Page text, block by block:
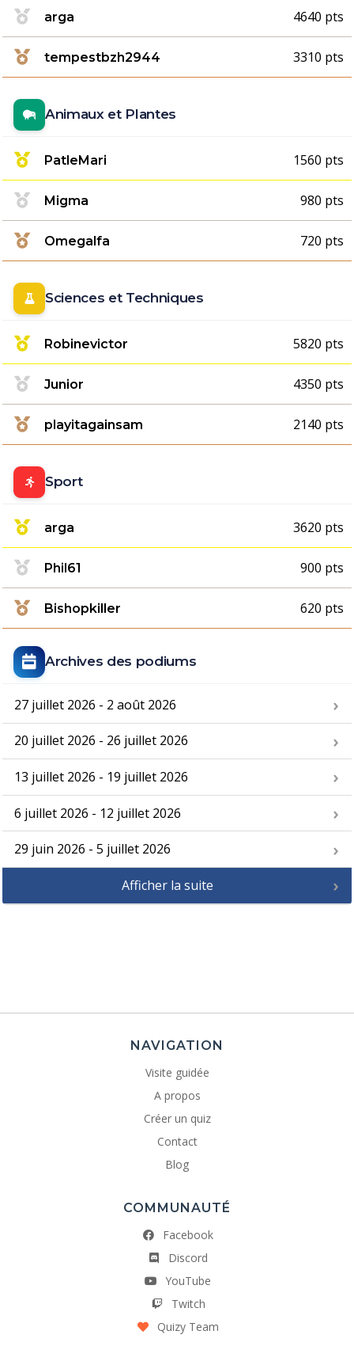
arga 4640 pts
tempestbzh2944 3310 pts
Animaux et Plantes
PatleMari 1560 pts
Migma 980 pts
Omegalfa 720 pts
Sciences et Techniques
Robinevictor 5820 pts
Junior 4350 pts
playitagainsam 2140 pts
Sport
arga 3620 pts
Phil61 900 pts
Bishopkiller 620 pts
Archives des podiums
27 juillet 2026 - 2 août 2026
20 juillet 2026 - 26 juillet 2026
13 juillet 2026 - 19 juillet 2026
6 juillet 2026 - 12 juillet 2026
29 juin 2026 - 5 juillet 2026
Afficher la suite
NAVIGATION
Visite guidée
A propos
Créer un quiz
Contact
Blog
COMMUNAUTÉ
Facebook
Discord
YouTube
Twitch
Quizy Team